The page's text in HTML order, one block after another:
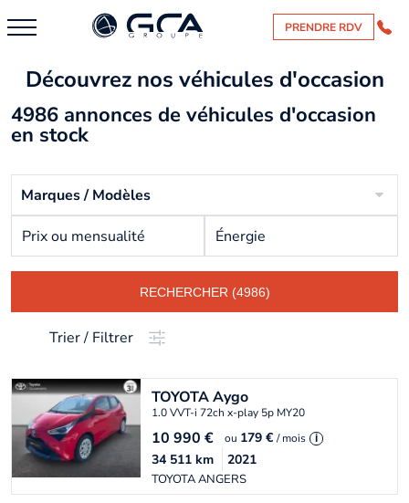
PRENDRE RDV
Découvrez nos véhicules d'occasion
4986 annonces de véhicules d'occasion
en stock
Marques / Modèles
Prix ou mensualité Énergie
RECHERCHER (4986)
Trier / Filtrer
TOYOTAAygo
1.0 VVT-i 72ch x-play 5p MY20
10 990 € ou 179 € / mois i
TOYOTA ANGERS
34 511 km 2021